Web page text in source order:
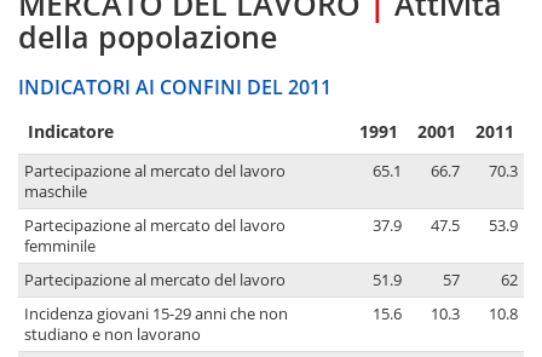
della popolazione
INDICATORI AI CONFINI DEL 2011
Indicatore 1991 2001 2011
Partecipazione al mercato del lavoro
maschile
65.1 66.7 70.3
Partecipazione al mercato del lavoro
femminile
37.9 47.5 53.9
Partecipazione al mercato del lavoro 51.9 57
62
Incidenza giovani 15-29 anni che non
studiano e non lavorano
15.6 10.3 10.8